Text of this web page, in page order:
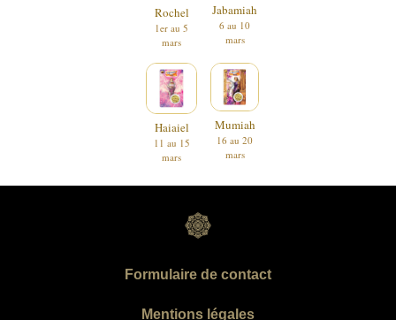
Rochel
1er au 5
mars
Jabamiah
6 au 10
mars
Haiaiel
11 au 15
mars
Mumiah
16 au 20
mars
Formulaire de contact
Mentions légales